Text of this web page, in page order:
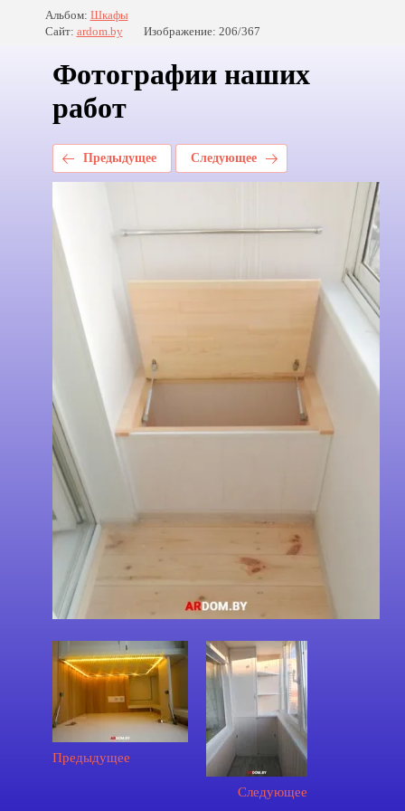
Альбом: Шкафы
Сайт: ardom.by Изображение: 206/367
Фотографии наших
работ
Предыдущее Следующее
Предыдущее
Следующее